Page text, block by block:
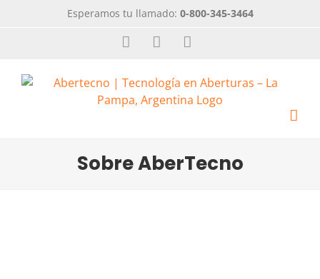
Esperamos tu llamado: 0-800-345-3464
Sobre AberTecno